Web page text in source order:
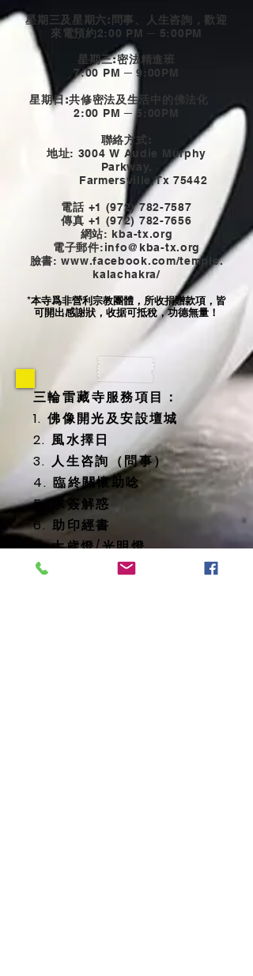
星期三及星期六:問事、人生咨詢，歡迎
來電預約2:00 PM ─ 5:00PM
星期三:密法精進班
7:00 PM ─ 9:00PM
星期日:共修密法及生活中的佛法化
2:00 PM ─ 5:00PM
聯絡方式:
地址: 3004 W Audie Murphy
Parkway,
Farmersville,Tx 75442
電話 +1 (972) 782-7587
傳真 +1 (972) 782-7656
網站: kba-tx.org
電子郵件:info@kba-tx.org
臉書: www.facebook.com/temple.
kalachakra/
*本寺爲非營利宗教團體，所收捐贈款項，皆
可開出感謝狀，收据可抵稅，功德無量！
三輪雷藏寺服務項目：
1. 佛像開光及安設壇城
2. 風水擇日
3. 人生咨詢（問事）
4. 臨終關懷助唸
5. 求簽解惑
6. 助印經書
7. 太歲燈/光明燈
8. 消災延壽藥師佛燈